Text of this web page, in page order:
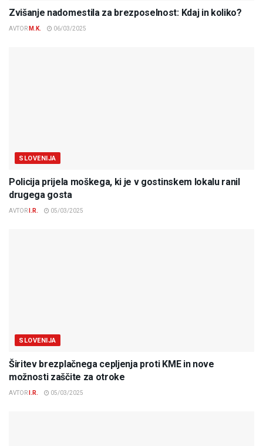
Zvišanje nadomestila za brezposelnost: Kdaj in koliko?
AVTOR M.K. 06/03/2025
SLOVENIJA
Policija prijela moškega, ki je v gostinskem lokalu ranil
drugega gosta
AVTOR I.R. 05/03/2025
SLOVENIJA
Širitev brezplačnega cepljenja proti KME in nove
možnosti zaščite za otroke
AVTOR I.R. 05/03/2025